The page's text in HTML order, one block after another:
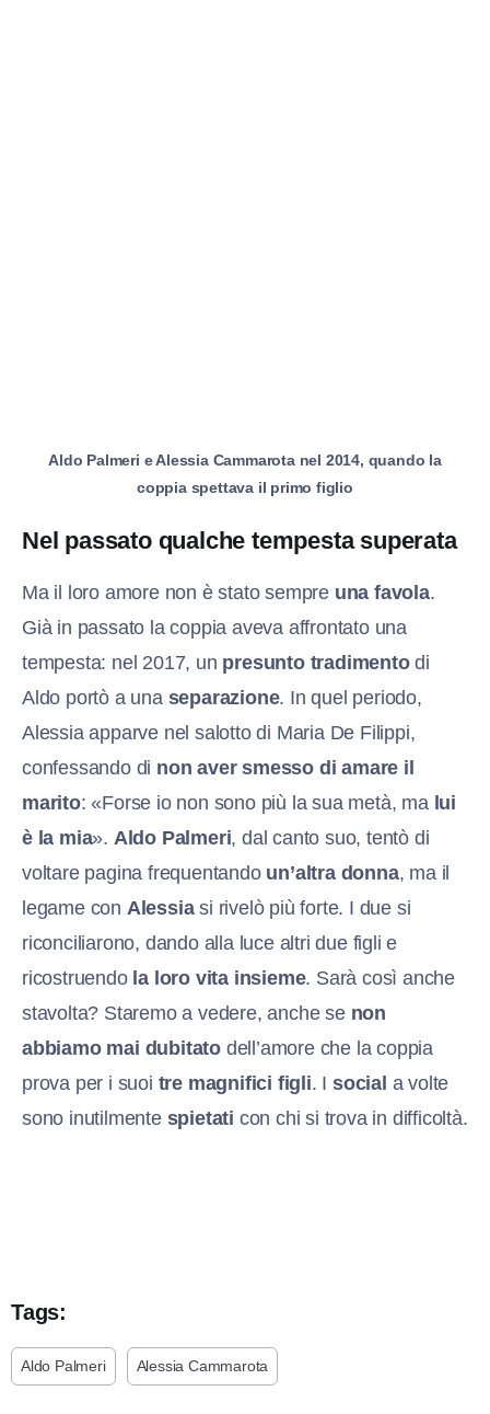
Aldo Palmeri e Alessia Cammarota nel 2014, quando la
coppia spettava il primo figlio
Nel passato qualche tempesta superata
Ma il loro amore non è stato sempre una favola.
Già in passato la coppia aveva affrontato una
tempesta: nel 2017, un presunto tradimentodi
Aldo portò a una separazione. In quel periodo,
Alessia apparve nel salotto di Maria De Filippi,
confessando di non aver smesso di amare il
marito: «Forse io non sono più la sua metà, ma lui
è la mia». Aldo Palmeri, dal canto suo, tentò di
voltare pagina frequentando un’altra donna, ma il
legame con Alessiasi rivelò più forte. I due si
riconciliarono, dando alla luce altri due figli e
ricostruendo la loro vita insieme. Sarà così anche
stavolta? Staremo a vedere, anche se non
abbiamo mai dubitato dell’amore che la coppia
prova per i suoi tre magnifici figli. Isocial a volte
sono inutilmente spietati con chi si trova in difficoltà.
Tags:
Aldo Palmeri Alessia Cammarota